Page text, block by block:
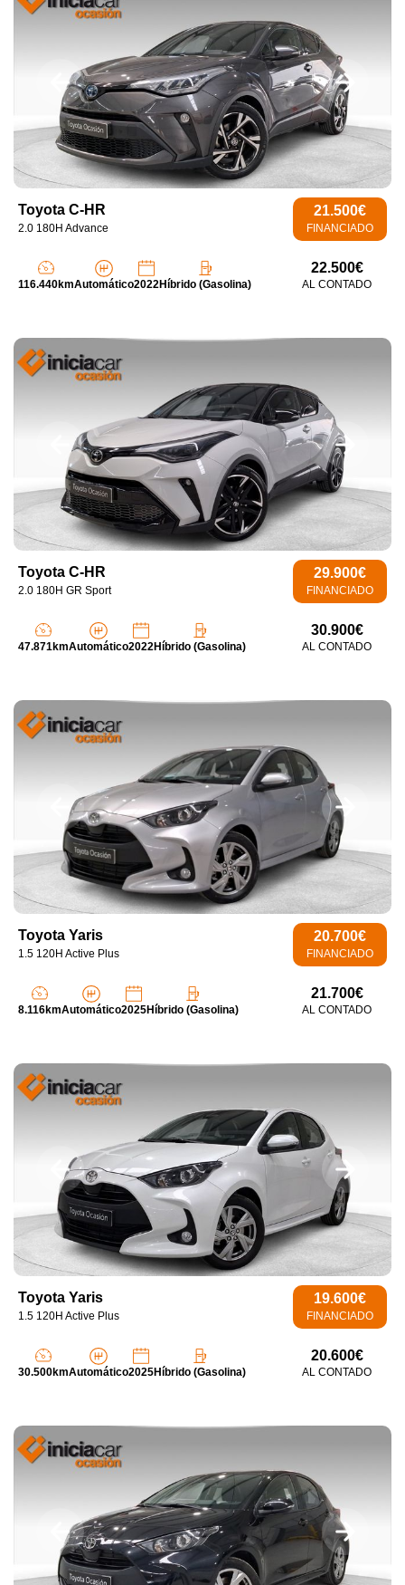
Toyota C-HR
2.0 180H Advance
21.500€
FINANCIADO
116.440kmAutomático2022Híbrido (Gasolina)
22.500€
AL CONTADO
Toyota C-HR
2.0 180H GR Sport
29.900€
FINANCIADO
47.871kmAutomático2022Híbrido (Gasolina)
30.900€
AL CONTADO
Toyota Yaris
1.5 120H Active Plus
20.700€
FINANCIADO
8.116kmAutomático2025Híbrido (Gasolina)
21.700€
AL CONTADO
Toyota Yaris
1.5 120H Active Plus
19.600€
FINANCIADO
30.500kmAutomático2025Híbrido (Gasolina)
20.600€
AL CONTADO